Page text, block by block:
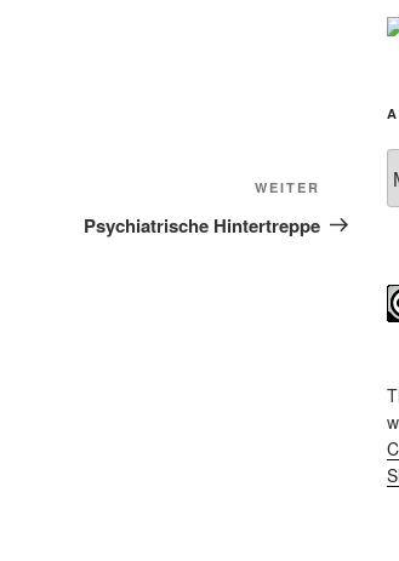
Beitrag
WEITER
Psychiatrische Hintertreppe